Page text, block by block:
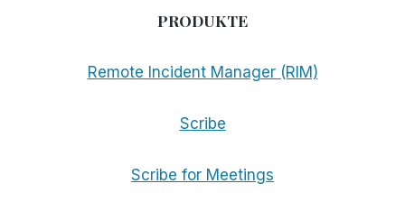
PRODUKTE
Remote Incident Manager (RIM)
Scribe
Scribe for Meetings